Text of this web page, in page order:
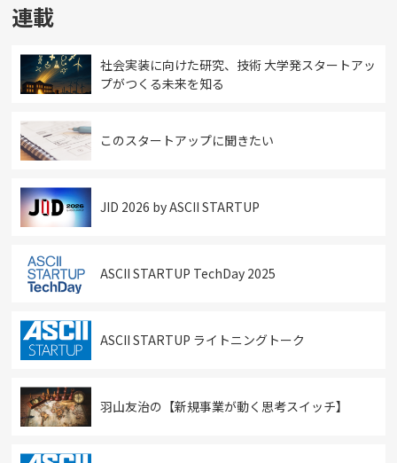
連載
社会実装に向けた研究、技術 大学発スタートアッ
プがつくる未来を知る
このスタートアップに聞きたい
JID 2026 by ASCII STARTUP
ASCII STARTUP TechDay 2025
ASCII STARTUP ライトニングトーク
羽山友治の【新規事業が動く思考スイッチ】